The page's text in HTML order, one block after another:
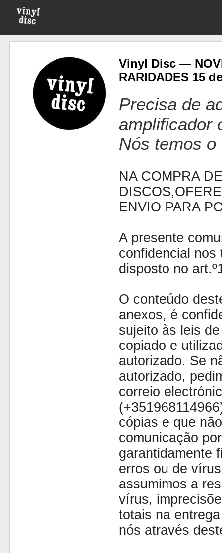
Vinyl Disc —
RARIDADES 15
Precisa de
amplificador
Nós temos o
NA COMPRA
ENVIO PARA
A presente
confidencial nos
disposto no
O conteúdo
anexos, é
sujeito às leis
copiado e
autorizado. Se
autorizado,
correio
cópias e que
comunicação
garantidamente
erros ou de
assumimos a
vírus,
totais na
nós através